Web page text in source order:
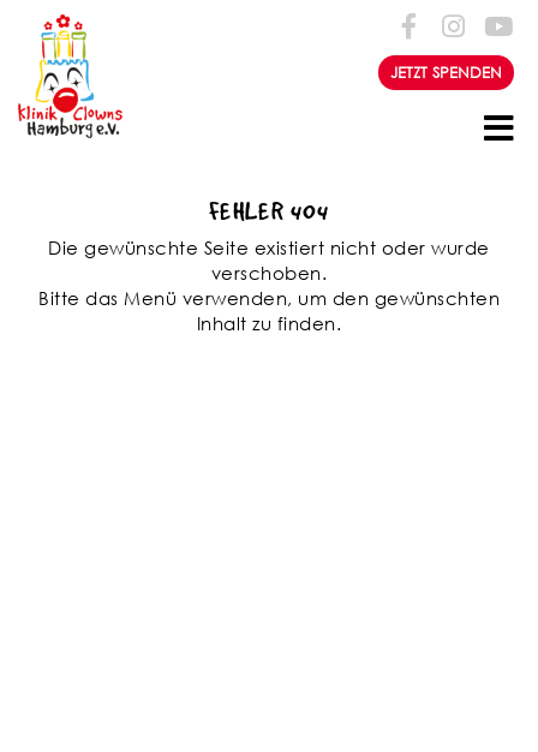
Zum Inhalt springen
JETZT SPENDEN
FEHLER 404
Die gewünschte Seite existiert nicht oder wurde
verschoben.
Bitte das Menü verwenden, um den gewünschten
Inhalt zu finden.